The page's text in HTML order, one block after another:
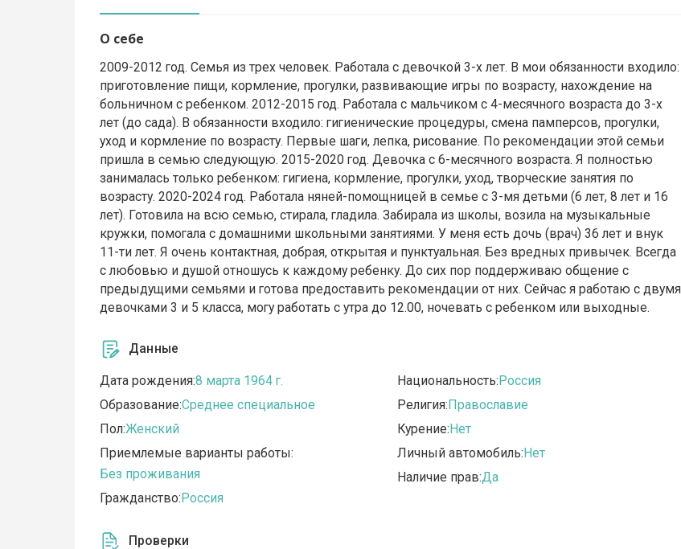
О себе
2009-2012 год. Семья из трех человек. Работала с девочкой 3-х лет. В мои обязанности входило:
приготовление пищи, кормление, прогулки, развивающие игры по возрасту, нахождение на
больничном с ребенком. 2012-2015 год. Работала с мальчиком с 4-месячного возраста до 3-х
лет (до сада). В обязанности входило: гигиенические процедуры, смена памперсов, прогулки,
уход и кормление по возрасту. Первые шаги, лепка, рисование. По рекомендации этой семьи
пришла в семью следующую. 2015-2020 год. Девочка с 6-месячного возраста. Я полностью
занималась только ребенком: гигиена, кормление, прогулки, уход, творческие занятия по
возрасту. 2020-2024 год. Работала няней-помощницей в семье с 3-мя детьми (6 лет, 8 лет и 16
лет). Готовила на всю семью, стирала, гладила. Забирала из школы, возила на музыкальные
кружки, помогала с домашними школьными занятиями. У меня есть дочь (врач) 36 лет и внук
11-ти лет. Я очень контактная, добрая, открытая и пунктуальная. Без вредных привычек. Всегда
с любовью и душой отношусь к каждому ребенку. До сих пор поддерживаю общение с
предыдущими семьями и готова предоставить рекомендации от них. Сейчас я работаю с двумя
девочками 3 и 5 класса, могу работать с утра до 12.00, ночевать с ребенком или выходные.
Данные
Дата рождения:8 марта 1964 г.
Образование:Среднее специальное
Пол:Женский
Приемлемые варианты работы:
Без проживания
Гражданство:Россия
Национальность:Россия
Религия:Православие
Курение:Нет
Личный автомобиль:Нет
Наличие прав:Да
Проверки